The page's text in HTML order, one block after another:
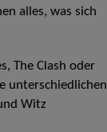
alles, was sich
The Clash oder
unterschiedlichen
Witz